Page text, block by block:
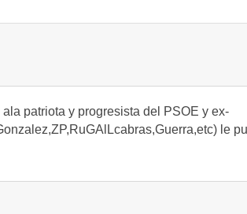
patriota y progresista del PSOE y ex-
le